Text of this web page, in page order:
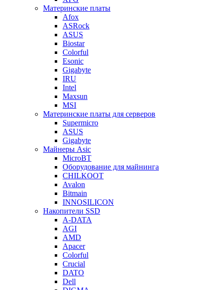
Материнские платы
Afox
ASRock
ASUS
Biostar
Colorful
Esonic
Gigabyte
IRU
Intel
Maxsun
MSI
Материнские платы для серверов
Supermicro
ASUS
Gigabyte
Майнеры Asic
MicroBT
Оборудование для майнинга
CHILKOOT
Avalon
Bitmain
INNOSILICON
Накопители SSD
A-DATA
AGI
AMD
Apacer
Colorful
Crucial
DATO
Dell